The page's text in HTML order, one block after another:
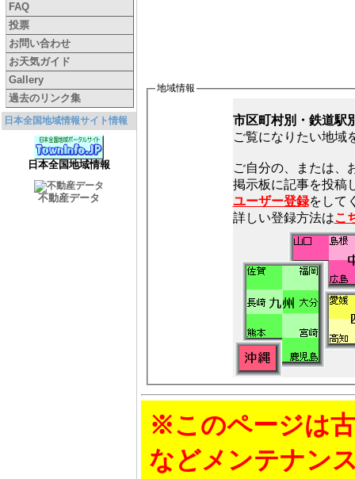
FAQ
投票
お問い合わせ
お天気ガイド
Gallery
過去のリンク集
日本全国地域情報サイト情報
日本全国地域情報
不動産データ
地域情報
市区町村別・鉄道駅
ご覧になりたい地域
ご自分の、または、
ユーザー登録をして
詳しい登録方法はこ
※このページは
などメンテナン